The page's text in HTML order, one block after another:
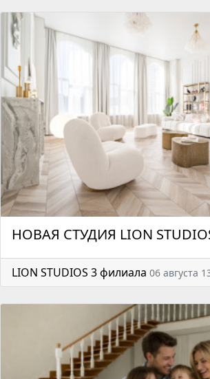
НОВАЯ СТУДИЯ LION
LION STUDIOS 3 филиала 06 августа